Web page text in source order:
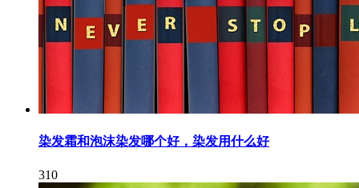
染发霜和泡沫染发哪个好，染发用什么好
310